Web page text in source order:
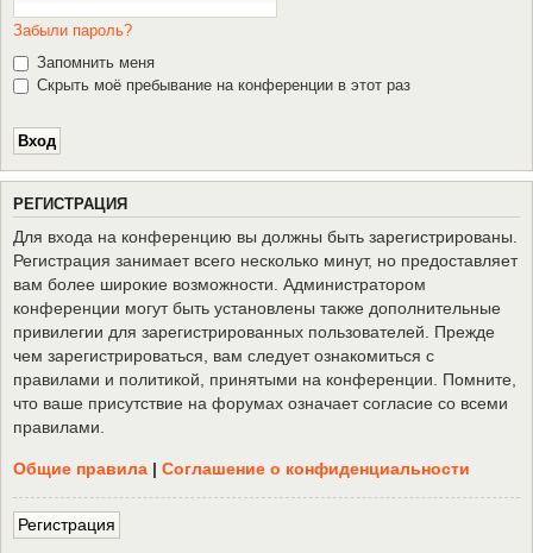
Забыли пароль?
Запомнить меня
Скрыть моё пребывание на конференции в этот раз
РЕГИСТРАЦИЯ
Для входа на конференцию вы должны быть зарегистрированы.
Регистрация занимает всего несколько минут, но предоставляет
вам более широкие возможности. Администратором
конференции могут быть установлены также дополнительные
привилегии для зарегистрированных пользователей. Прежде
чем зарегистрироваться, вам следует ознакомиться с
правилами и политикой, принятыми на конференции. Помните,
что ваше присутствие на форумах означает согласие со всеми
правилами.
Общие правила | Соглашение о конфиденциальности
Регистрация